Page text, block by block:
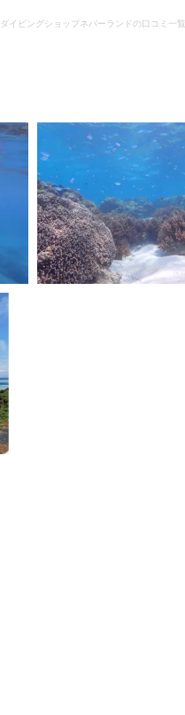
ダイビングショップネバーランドの口コミ一覧